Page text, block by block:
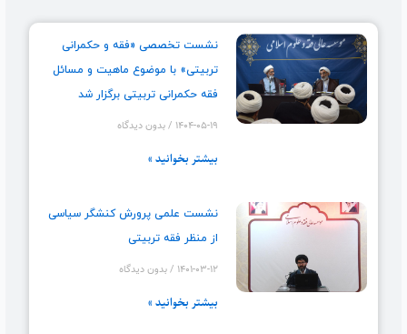
نشست تخصصی «فقه و حکمرانی
تربیتی» با موضوع ماهیت و مسائل
فقه حکمرانی تربیتی برگزار شد
۱۴۰۴-۰۵-۱۹ بدون دیدگاه
بیشتر بخوانید »
نشست علمی پرورش کنشگر سیاسی
از منظر فقه تربیتی
۱۴۰۱-۰۳-۱۲ بدون دیدگاه
بیشتر بخوانید »